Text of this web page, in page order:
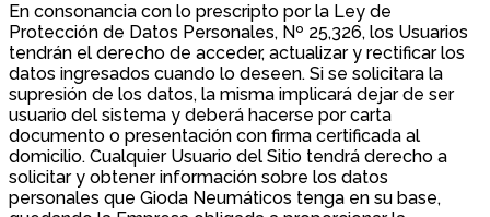
En consonancia con lo prescripto por la Ley de
Protección de Datos Personales, Nº 25,326, los Usuarios
tendrán el derecho de acceder, actualizar y rectificar los
datos ingresados cuando lo deseen. Si se solicitara la
supresión de los datos, la misma implicará dejar de ser
usuario del sistema y deberá hacerse por carta
documento o presentación con firma certificada al
domicilio. Cualquier Usuario del Sitio tendrá derecho a
solicitar y obtener información sobre los datos
personales que Gioda Neumáticos tenga en su base,